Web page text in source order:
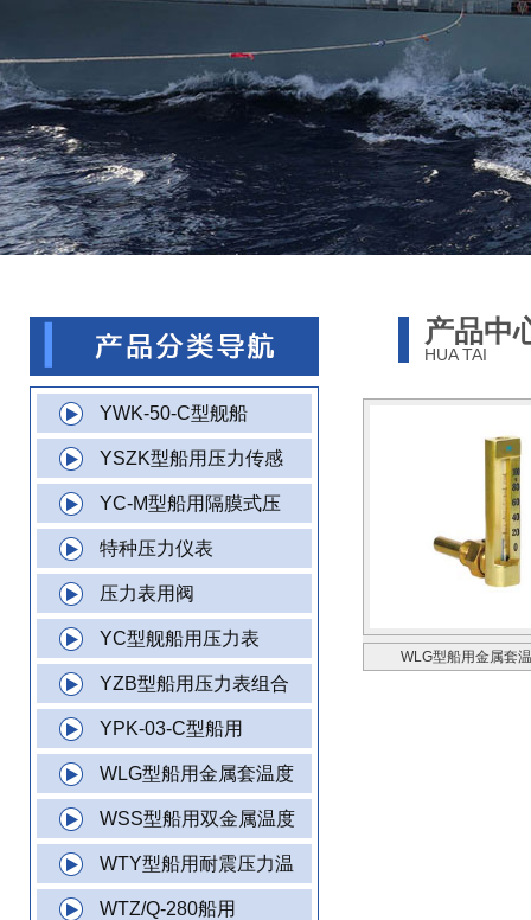
YWK-50-C型舰船
YSZK型船用压力传感
YC-M型船用隔膜式压
特种压力仪表
压力表用阀
YC型舰船用压力表
YZB型船用压力表组合
YPK-03-C型船用
WLG型船用金属套温度
WSS型船用双金属温度
WTY型船用耐震压力温
WTZ/Q-280船用
产品中
HUA TAI
WLG型船用金属套